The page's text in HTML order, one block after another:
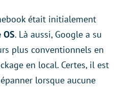
était initialement
OS. Là aussi, Google a su
plus conventionnels en
en local. Certes, il est
lorsque aucune